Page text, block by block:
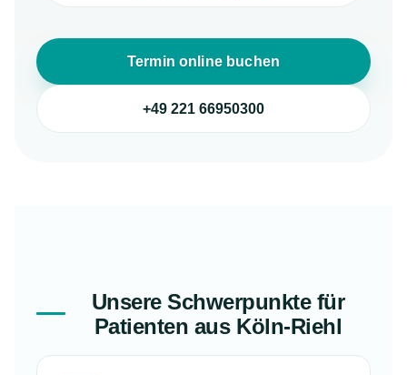
Termin online buchen
+49 221 66950300
Unsere Schwerpunkte für
Patienten aus Köln-Riehl